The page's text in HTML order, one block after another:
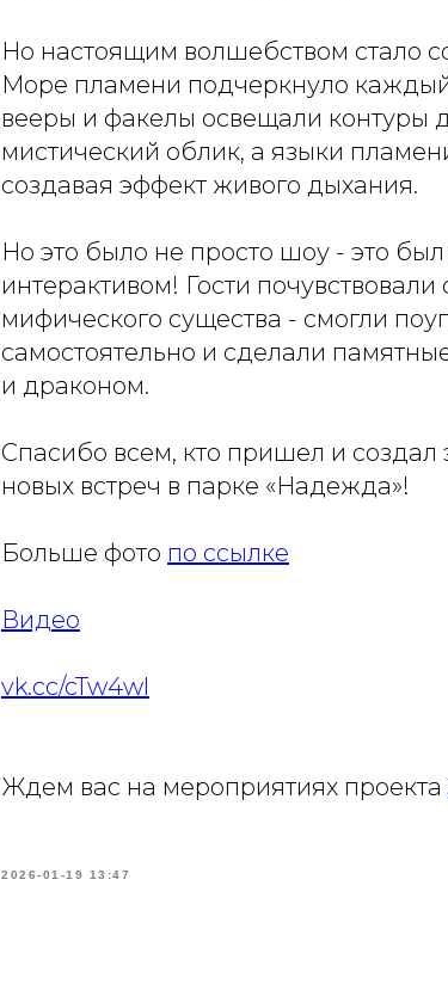
Но настоящим волшебством стало
Море пламени подчеркнуло
вееры и факелы освещали контуры
мистический облик, а языки
создавая эффект живого дыхания.
Но это было не просто шоу - это
интерактивом! Гости
мифического существа - смогли
самостоятельно и сделали
и драконом.
Спасибо всем, кто пришел и
новых встреч в парке «Надежда»!
Больше фото по ссылке
Видео
vk.cc/cTw4wl
Ждем вас на мероприятиях проекта
2026-01-19 13:47